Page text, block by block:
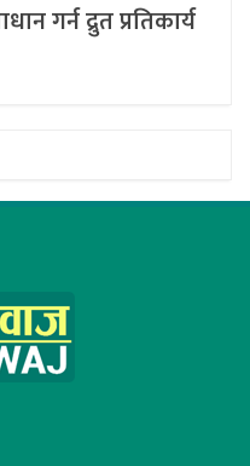
गर्न द्रुत प्रतिकार्य